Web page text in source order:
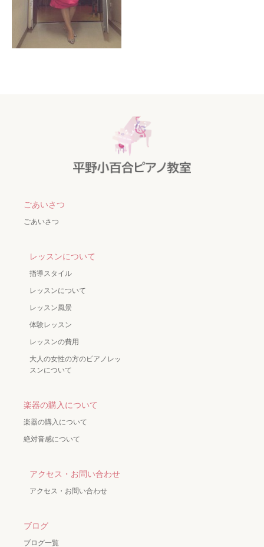
ごあいさつ
ごあいさつ
レッスンについて
指導スタイル
レッスンについて
レッスン風景
体験レッスン
レッスンの費用
大人の女性の方のピアノレッ
スンについて
楽器の購入について
楽器の購入について
絶対音感について
アクセス・お問い合わせ
アクセス・お問い合わせ
ブログ
ブログ一覧